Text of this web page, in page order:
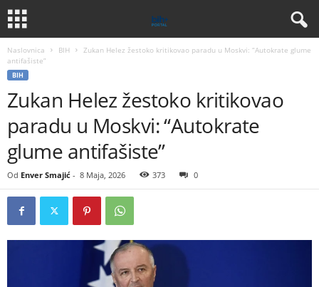
Naslovnica BIH
Zukan Helez žestoko kritikovao paradu u Moskvi: “Autokrate glume
antifašiste”
BIH
Zukan Helez žestoko kritikovao
paradu u Moskvi: “Autokrate
glume antifašiste”
Od Enver Smajić - 8 Maja, 2026 373 0